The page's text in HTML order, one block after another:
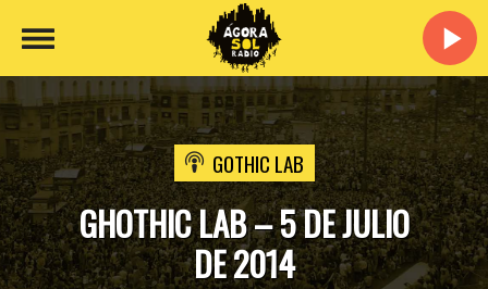
GOTHIC LAB
GHOTHIC LAB – 5 DE JULIO
DE 2014